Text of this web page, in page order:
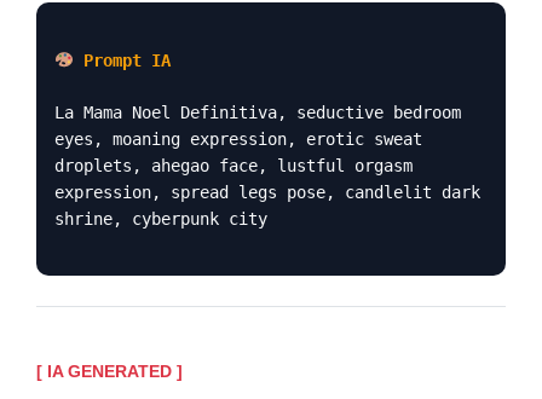
Prompt IA
La Mama Noel Definitiva, seductive bedroom
eyes, moaning expression, erotic sweat
droplets, ahegao face, lustful orgasm
expression, spread legs pose, candlelit dark
shrine, cyberpunk city
[ IA GENERATED ]